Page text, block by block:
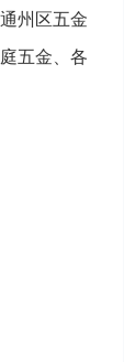
州区五金
五金、各